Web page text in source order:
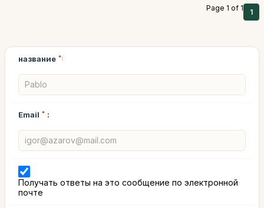
Page 1 of 1 1
название *:
Email * :
Получать ответы на это сообщение по электронной
почте